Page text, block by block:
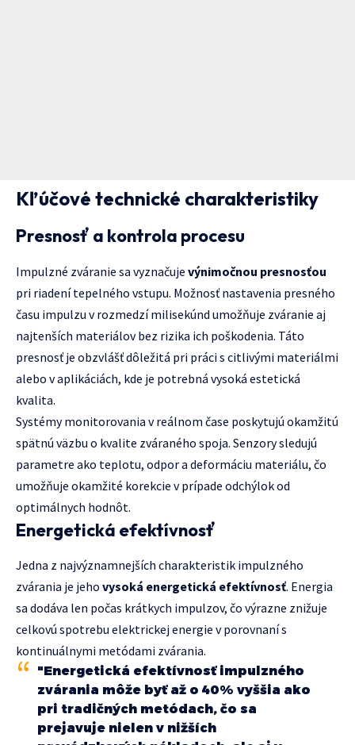
Kľúčové technické charakteristiky
Presnosť a kontrola procesu
Impulzné zváranie sa vyznačuje výnimočnou presnosťou
pri riadení tepelného vstupu. Možnosť nastavenia presného
času impulzu v rozmedzí milisekúnd umožňuje zváranie aj
najtenších materiálov bez rizika ich poškodenia. Táto
presnosť je obzvlášť dôležitá pri práci s citlivými materiálmi
alebo v aplikáciách, kde je potrebná vysoká estetická
kvalita.
Systémy monitorovania v reálnom čase poskytujú okamžitú
spätnú väzbu o kvalite zváraného spoja. Senzory sledujú
parametre ako teplotu, odpor a deformáciu materiálu, čo
umožňuje okamžité korekcie v prípade odchýlok od
optimálnych hodnôt.
Energetická efektívnosť
Jedna z najvýznamnejších charakteristik impulzného
zvárania je jeho vysoká energetická efektívnosť. Energia
sa dodáva len počas krátkych impulzov, čo výrazne znižuje
celkovú spotrebu elektrickej energie v porovnaní s
kontinuálnymi metódami zvárania.
"Energetická efektívnosť impulzného
zvárania môže byť až o 40% vyššia ako
pri tradičných metódach, čo sa
prejavuje nielen v nižších